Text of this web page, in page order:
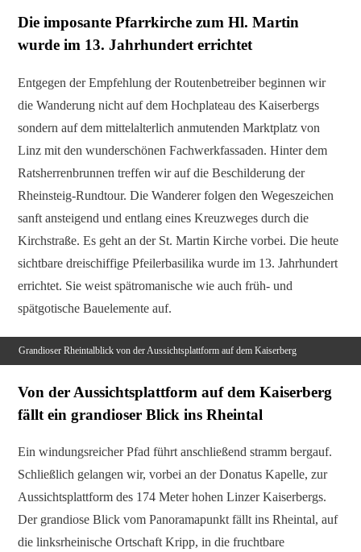
Die imposante Pfarrkirche zum Hl. Martin
wurde im 13. Jahrhundert errichtet
Entgegen der Empfehlung der Routenbetreiber beginnen wir
die Wanderung nicht auf dem Hochplateau des Kaiserbergs
sondern auf dem mittelalterlich anmutenden Marktplatz von
Linz mit den wunderschönen Fachwerkfassaden. Hinter dem
Ratsherrenbrunnen treffen wir auf die Beschilderung der
Rheinsteig-Rundtour. Die Wanderer folgen den Wegeszeichen
sanft ansteigend und entlang eines Kreuzweges durch die
Kirchstraße. Es geht an der St. Martin Kirche vorbei. Die heute
sichtbare dreischiffige Pfeilerbasilika wurde im 13. Jahrhundert
errichtet. Sie weist spätromanische wie auch früh- und
spätgotische Bauelemente auf.
Grandioser Rheintalblick von der Aussichtsplattform auf dem Kaiserberg
Von der Aussichtsplattform auf dem Kaiserberg
fällt ein grandioser Blick ins Rheintal
Ein windungsreicher Pfad führt anschließend stramm bergauf.
Schließlich gelangen wir, vorbei an der Donatus Kapelle, zur
Aussichtsplattform des 174 Meter hohen Linzer Kaiserbergs.
Der grandiose Blick vom Panoramapunkt fällt ins Rheintal, auf
die linksrheinische Ortschaft Kripp, in die fruchtbare